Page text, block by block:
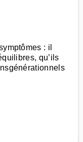
: il
qu’ils